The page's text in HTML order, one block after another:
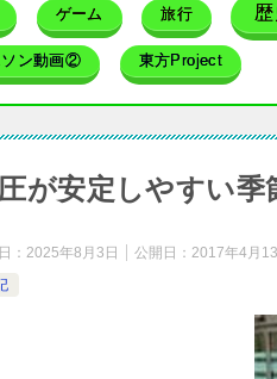
ゲーム 旅行 歴
ソン動画② 東方Project
が安定しやすい
： 2025年8月3日 公開日： 2017年4月